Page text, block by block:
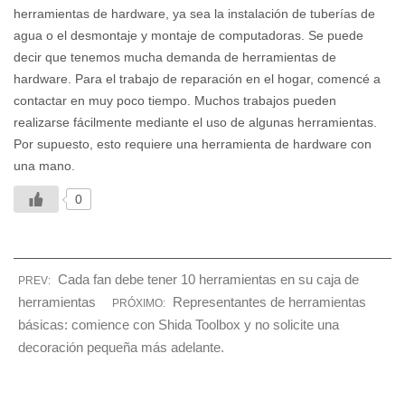
herramientas de hardware, ya sea la instalación de tuberías de
agua o el desmontaje y montaje de computadoras. Se puede
decir que tenemos mucha demanda de herramientas de
hardware. Para el trabajo de reparación en el hogar, comencé a
contactar en muy poco tiempo. Muchos trabajos pueden
realizarse fácilmente mediante el uso de algunas herramientas.
Por supuesto, esto requiere una herramienta de hardware con
una mano.
0
PREV: Cada fan debe tener 10 herramientas en su caja de
herramientas PRÓXIMO:
Representantes de herramientas
básicas: comience con Shida Toolbox y no solicite una
decoración pequeña más adelante.